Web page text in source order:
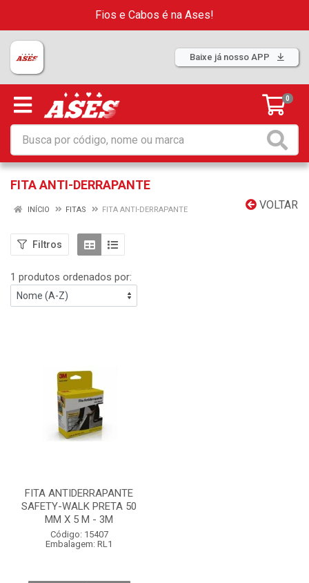
Fios e Cabos é na Ases!
Baixe já nosso APP
0
FITA ANTI-DERRAPANTE
VOLTAR
INÍCIO FITAS FITA ANTI-DERRAPANTE
Filtros
1 produtos ordenados por:
FITA ANTIDERRAPANTE
SAFETY-WALK PRETA 50
MM X 5 M - 3M
Código: 15407
Embalagem: RL1